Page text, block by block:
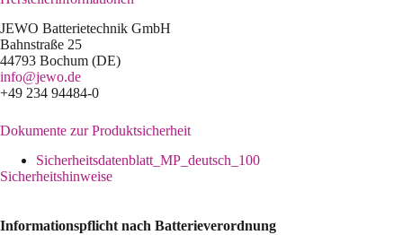
JEWO Batterietechnik GmbH
Bahnstraße 25
44793 Bochum (DE)
info@jewo.de
+49 234 94484-0
Dokumente zur Produktsicherheit
Sicherheitsdatenblatt_MP_deutsch_100
Sicherheitshinweise
Informationspflicht nach Batterieverordnung